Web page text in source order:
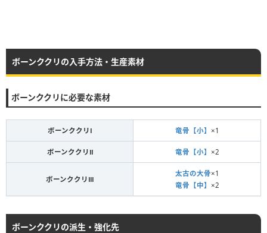
ボーンククリの入手方法・生産素材
ボーンククリに必要な素材
ボーンククリⅠ 竜骨【小】 ×1
ボーンククリⅡ 竜骨【小】 ×2
ボーンククリⅢ
太古の大骨×1
竜骨【中】 ×2
ボーンククリの派生・強化先